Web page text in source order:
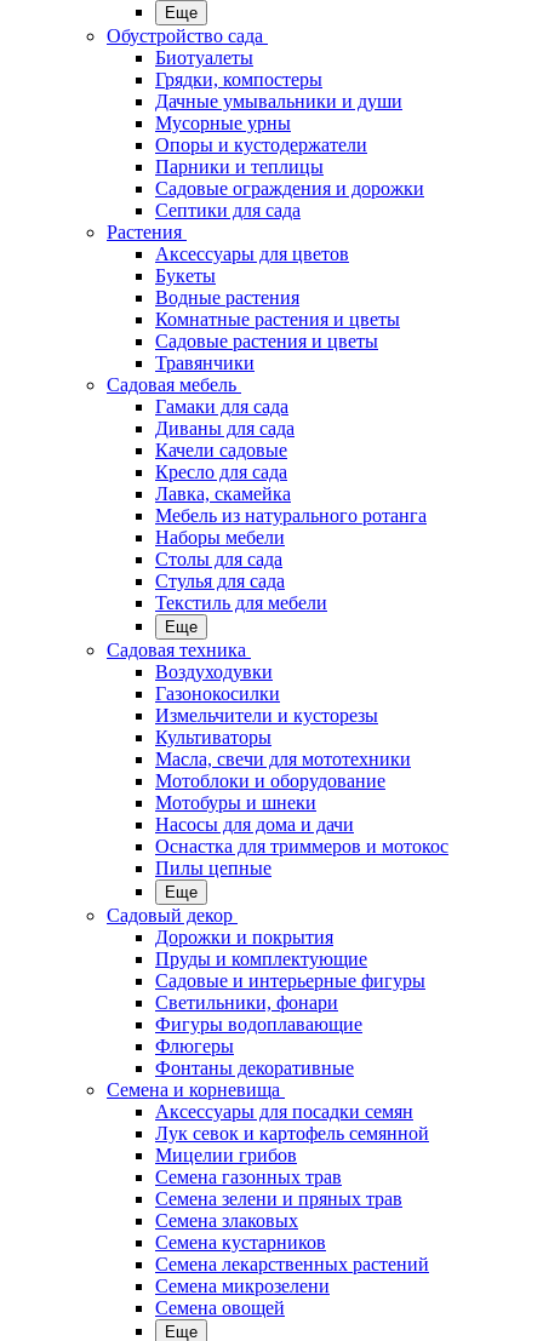
Еще
Обустройство сада
Биотуалеты
Грядки, компостеры
Дачные умывальники и души
Мусорные урны
Опоры и кустодержатели
Парники и теплицы
Садовые ограждения и дорожки
Септики для сада
Растения
Аксессуары для цветов
Букеты
Водные растения
Комнатные растения и цветы
Садовые растения и цветы
Травянчики
Садовая мебель
Гамаки для сада
Диваны для сада
Качели садовые
Кресло для сада
Лавка, скамейка
Мебель из натурального ротанга
Наборы мебели
Столы для сада
Стулья для сада
Текстиль для мебели
Еще
Садовая техника
Воздуходувки
Газонокосилки
Измельчители и кусторезы
Культиваторы
Масла, свечи для мототехники
Мотоблоки и оборудование
Мотобуры и шнеки
Насосы для дома и дачи
Оснастка для триммеров и мотокос
Пилы цепные
Еще
Садовый декор
Дорожки и покрытия
Пруды и комплектующие
Садовые и интерьерные фигуры
Светильники, фонари
Фигуры водоплавающие
Флюгеры
Фонтаны декоративные
Семена и корневища
Аксессуары для посадки семян
Лук севок и картофель семянной
Мицелии грибов
Семена газонных трав
Семена зелени и пряных трав
Семена злаковых
Семена кустарников
Семена лекарственных растений
Семена микрозелени
Семена овощей
Еще